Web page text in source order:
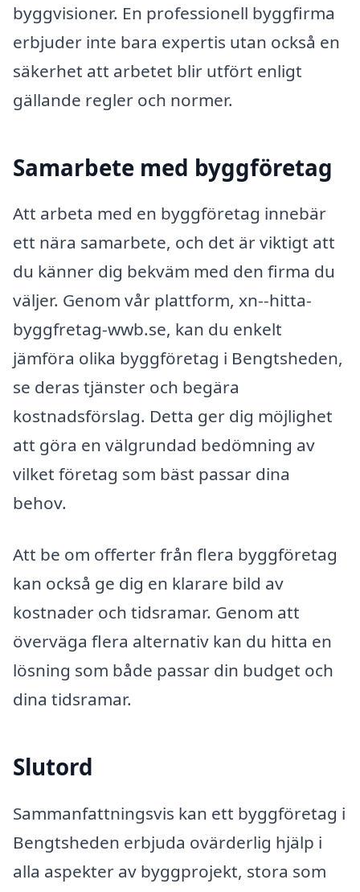
byggvisioner. En professionell byggfirma
erbjuder inte bara expertis utan också en
säkerhet att arbetet blir utfört enligt
gällande regler och normer.
Samarbete med byggföretag
Att arbeta med en byggföretag innebär
ett nära samarbete, och det är viktigt att
du känner dig bekväm med den firma du
väljer. Genom vår plattform, xn--hitta-
byggfretag-wwb.se, kan du enkelt
jämföra olika byggföretag i Bengtsheden,
se deras tjänster och begära
kostnadsförslag. Detta ger dig möjlighet
att göra en välgrundad bedömning av
vilket företag som bäst passar dina
behov.
Att be om offerter från flera byggföretag
kan också ge dig en klarare bild av
kostnader och tidsramar. Genom att
överväga flera alternativ kan du hitta en
lösning som både passar din budget och
dina tidsramar.
Slutord
Sammanfattningsvis kan ett byggföretag i
Bengtsheden erbjuda ovärderlig hjälp i
alla aspekter av byggprojekt, stora som